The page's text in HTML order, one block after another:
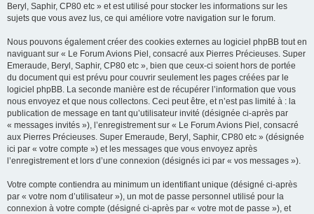
Beryl, Saphir, CP80 etc » et est utilisé pour stocker les informations sur les
sujets que vous avez lus, ce qui améliore votre navigation sur le forum.
Nous pouvons également créer des cookies externes au logiciel phpBB tout en
naviguant sur « Le Forum Avions Piel, consacré aux Pierres Précieuses. Super
Emeraude, Beryl, Saphir, CP80 etc », bien que ceux-ci soient hors de portée
du document qui est prévu pour couvrir seulement les pages créées par le
logiciel phpBB. La seconde manière est de récupérer l’information que vous
nous envoyez et que nous collectons. Ceci peut être, et n’est pas limité à : la
publication de message en tant qu’utilisateur invité (désignée ci-après par
« messages invités »), l’enregistrement sur « Le Forum Avions Piel, consacré
aux Pierres Précieuses. Super Emeraude, Beryl, Saphir, CP80 etc » (désignée
ici par « votre compte ») et les messages que vous envoyez après
l’enregistrement et lors d’une connexion (désignés ici par « vos messages »).
Votre compte contiendra au minimum un identifiant unique (désigné ci-après
par « votre nom d’utilisateur »), un mot de passe personnel utilisé pour la
connexion à votre compte (désigné ci-après par « votre mot de passe »), et